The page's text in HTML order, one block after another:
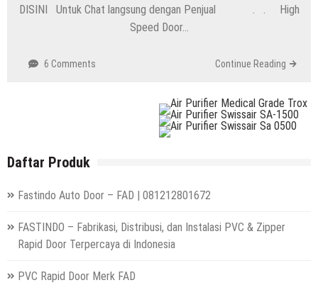
DISINI Untuk Chat langsung dengan Penjual . . High
Speed Door…
6 Comments Continue Reading
Daftar Produk
Fastindo Auto Door – FAD | 081212801672
FASTINDO – Fabrikasi, Distribusi, dan Instalasi PVC & Zipper
Rapid Door Terpercaya di Indonesia
PVC Rapid Door Merk FAD